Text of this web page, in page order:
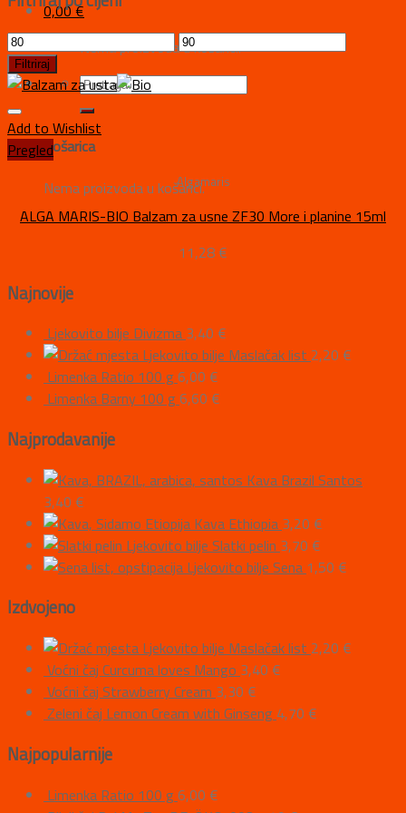
0,00€
Nema proizvoda u košarici.
Košarica
Nema proizvoda u košarici.
Filtriraj
Add to Wishlist
Pregled
Algamaris
ALGA MARIS-BIO Balzam za usne ZF30 More i planine 15ml
11,28 €
Najnovije
Ljekovito bilje Divizma 3,40 €
Ljekovito bilje Maslačak list 2,20 €
Limenka Ratio 100 g 6,00 €
Limenka Barny 100 g 6,60 €
Najprodavanije
Kava Brazil Santos
3,40 €
Kava Ethiopia 3,20 €
Ljekovito bilje Slatki pelin 3,70 €
Ljekovito bilje Sena 1,50 €
Izdvojeno
Ljekovito bilje Maslačak list 2,20 €
Voćni čaj Curcuma loves Mango 3,40 €
Voćni čaj Strawberry Cream 3,30 €
Zeleni čaj Lemon Cream with Ginseng 4,70 €
Najpopularnije
Limenka Ratio 100 g 6,00 €